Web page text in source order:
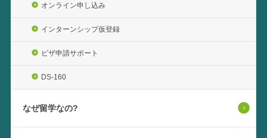
オンライン申し込み
インターンシップ仮登録
ビザ申請サポート
DS-160
なぜ留学なの?